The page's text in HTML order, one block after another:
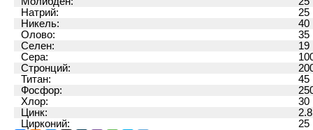
Натрий:
25
Никель:
40
Олово:
35
Селен:
19
Сера:
Стронций:
Титан:
45
Фосфор:
Хлор:
30
Цинк:
Цирконий:
25